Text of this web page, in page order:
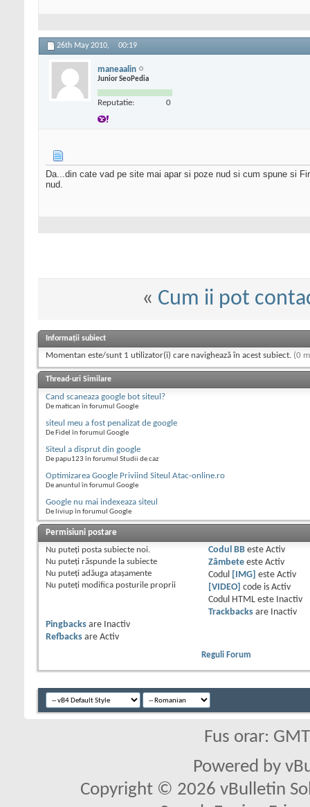
26th May 2010, 00:19
maneaalin
Junior SeoPedia
Reputatie: 0
Da...din cate vad pe site mai apar si poze nud si cum spune si
nud.
« Cum ii pot
Informații subiect
Momentan este/sunt 1 utilizator(i) care navighează în acest subiect. (0
Thread-uri Similare
Cand scaneaza google bot siteul?
De matican în forumul Google
siteul meu a fost penalizat de google
De Fidel în forumul Google
Siteul a disprut din google
De papu123 în forumul Studii de caz
Optimizarea Google Priviind Siteul Atac-online.ro
De anuntul în forumul Google
Google nu mai indexeaza siteul
De liviup în forumul Google
Permisiuni postare
Nu puteţi posta subiecte noi.
Nu puteţi răspunde la subiecte
Nu puteţi adăuga ataşamente
Nu puteţi modifica posturile proprii
Codul BBeste Activ
Zâmbeteeste Activ
Codul
[IMG] este Activ
[VIDEO] code is Activ
Codul HTML este
Inactiv
Trackbacksare
Inactiv
Pingbacks are
Inactiv
Refbacks are Activ
Reguli Forum
Fus orar:
Powered by
Copyright © 2026 vBulletin